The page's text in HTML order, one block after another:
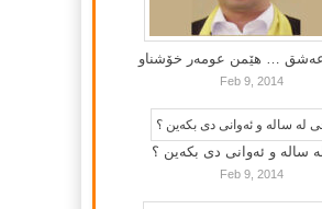
… هێمن عومه‌ر خۆشناو
Feb 9, 2014
سالە و ئەوانی دی بكەین ؟
Feb 9, 2014